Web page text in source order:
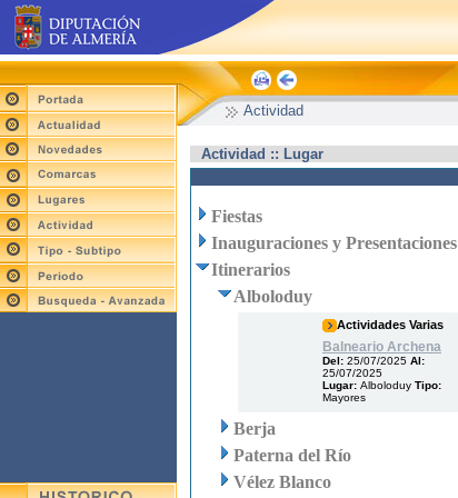
Actividad
Actividad :: Lugar
Fiestas
Inauguraciones y Presentaciones
Itinerarios
Alboloduy
Actividades Varias
Balneario Archena
Del: 25/07/2025 Al:
25/07/2025
Lugar: Alboloduy Tipo:
Mayores
Berja
Paterna del Río
Vélez Blanco